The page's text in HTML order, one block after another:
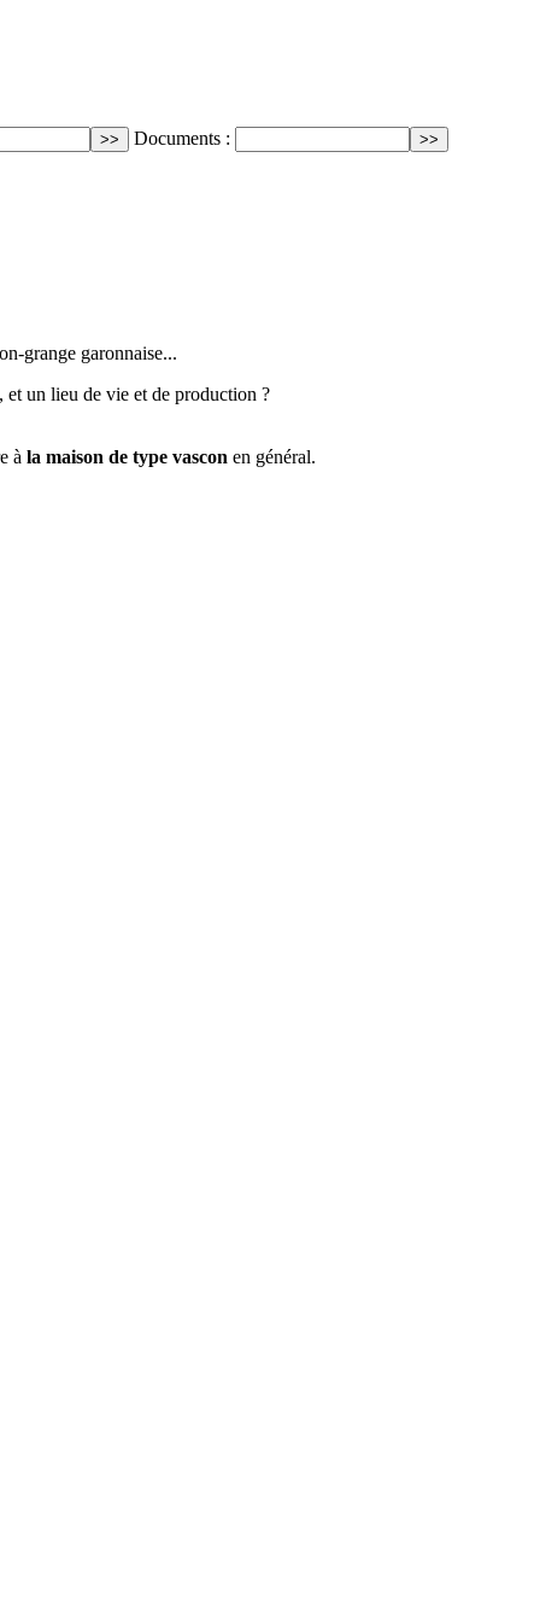
Documents :
grange garonnaise...
et un lieu de vie et de production ?
à la maison de type vascon en général.